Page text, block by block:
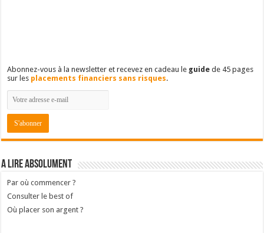
Abonnez-vous à la newsletter et recevez en cadeau le guide de 45 pages
sur les placements financiers sans risques.
A lire absolument
Par où commencer ?
Consulter le best of
Où placer son argent ?